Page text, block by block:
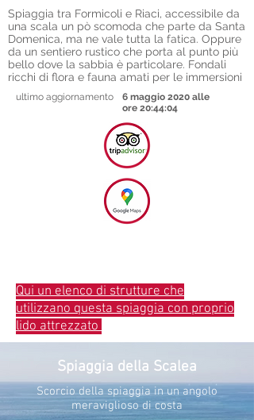
Spiaggia tra Formicoli e Riaci, accessibile da
una scala un pò scomoda che parte da Santa
Domenica, ma ne vale tutta la fatica. Oppure
da un sentiero rustico che porta al punto più
bello dove la sabbia è particolare. Fondali
ricchi di flora e fauna amati per le immersioni
ultimo aggiornamento
6 maggio 2020 alle
ore 20:44:04
Qui un elenco di strutture che
utilizzano questa spiaggia con proprio
lido attrezzato
Spiaggia della Scalea
Scorcio della spiaggia in un angolo
meraviglioso di costa